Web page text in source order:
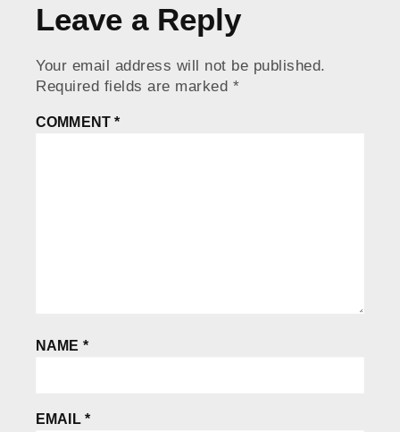
Leave a Reply
Your email address will not be published.
Required fields are marked *
COMMENT*
NAME *
EMAIL *